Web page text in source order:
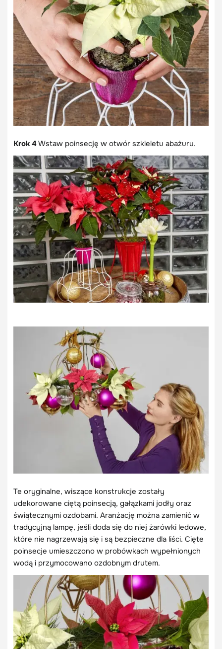
Krok 4Wstaw poinsecję w otwór szkieletu abażuru.
Te oryginalne, wiszące konstrukcje zostały
udekorowane ciętą poinsecją, gałązkami jodły oraz
świątecznymi ozdobami. Aranżację można zamienić w
tradycyjną lampę, jeśli doda się do niej żarówki ledowe,
które nie nagrzewają się i są bezpieczne dla liści. Cięte
poinsecje umieszczono w probówkach wypełnionych
wodą i przymocowano ozdobnym drutem.